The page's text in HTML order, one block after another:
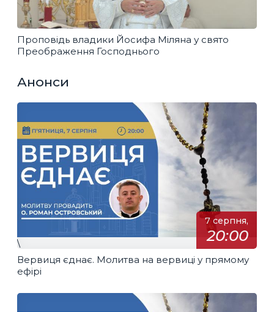
Проповідь владики Йосифа Міляна у свято
Преображення Господнього
Анонси
7 серпня,
20:00
\
Вервиця єднає. Молитва на вервиці у прямому
ефірі